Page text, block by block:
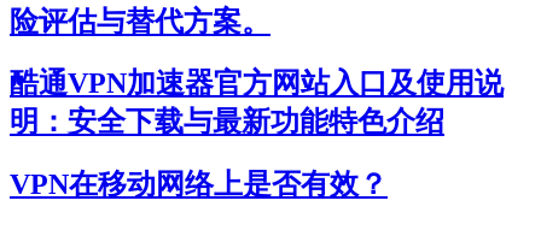
险评估与替代方案。
酷通VPN加速器官方网站入口及使用说
明：安全下载与最新功能特色介绍
VPN在移动网络上是否有效？